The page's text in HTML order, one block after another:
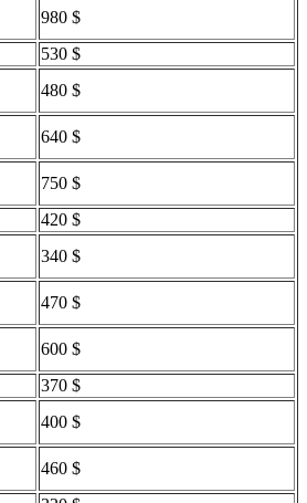
980 $
530 $
480 $
640 $
750 $
420 $
340 $
470 $
600 $
370 $
400 $
460 $